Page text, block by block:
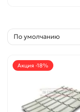
Акция -18%